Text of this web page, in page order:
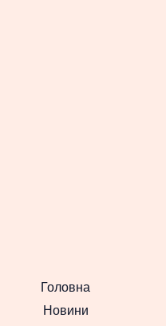
Головна
Новини